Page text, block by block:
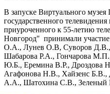
В запуске Виртуального музея
государственного
приуроченного к 55-летию
Новгород" принимали
О.А., Лунев О.В, Суворов
Шабарова Р.А., Гончарова
Ю.Б., Еремина В.Р., Дроздова
Агафонова Н.В., Хайзенс
А.А., Шатохина С.В.,